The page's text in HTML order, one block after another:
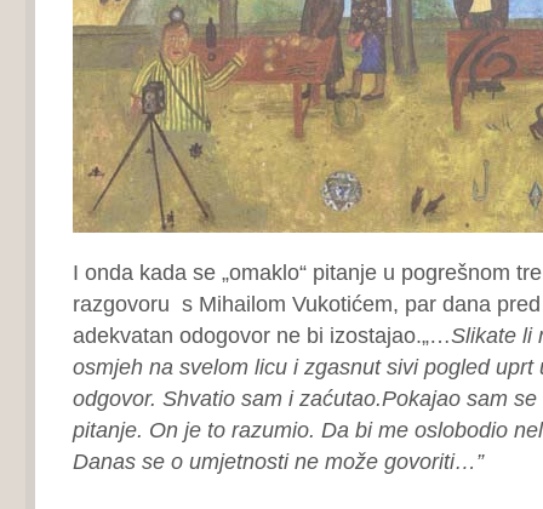
I onda kada se „omaklo“ pitanje u pogrešnom
razgovoru s Mihailom Vukotićem, par dana
adekvatan odogovor ne bi izostajao.„…Slikate li
osmjeh na svelom licu i zgasnut sivi pogled uprt
odgovor. Shvatio sam i zaćutao.Pokajao sam
pitanje. On je to razumio. Da bi me oslobodio
Danas se o umjetnosti ne može govoriti…”